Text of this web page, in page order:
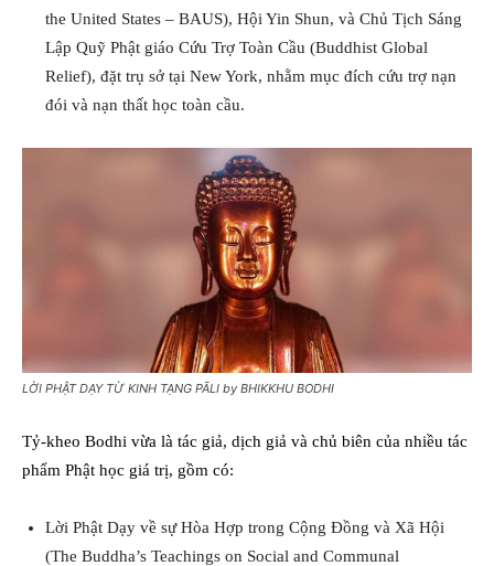
the United States – BAUS), Hội Yin Shun, và Chủ Tịch Sáng
Lập Quỹ Phật giáo Cứu Trợ Toàn Cầu (Buddhist Global
Relief), đặt trụ sở tại New York, nhằm mục đích cứu trợ nạn
đói và nạn thất học toàn cầu.
LỜI PHẬT DẠY TỪ KINH TẠNG PĀLI by BHIKKHU BODHI
Tỷ-kheo Bodhi vừa là tác giả, dịch giả và chủ biên của nhiều tác
phẩm Phật học giá trị, gồm có:
Lời Phật Dạy về sự Hòa Hợp trong Cộng Đồng và Xã Hội
(The Buddha’s Teachings on Social and Communal